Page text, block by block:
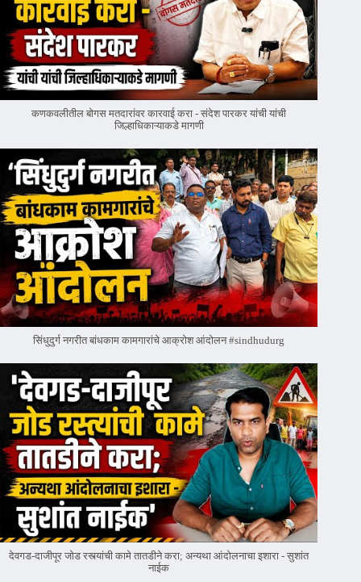
कणकवलीतील बोगस मतदारांवर‌ कारवाई करा - संदेश पारकर यांची यांची
जिल्हाधिकाऱ्याकडे मागणी
सिंधुदुर्ग नगरीत बांधकाम कामगारांचे आक्रोश आंदोलन #sindhudurg
देवगड-दाजीपूर जोड रस्त्यांची कामे तातडीने करा; अन्यथा आंदोलनाचा इशारा - सुशांत
नाईक